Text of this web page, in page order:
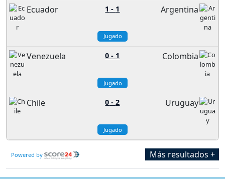
Ecuador 1 - 1 Argentina
Jugado
Venezuela 0 - 1 Colombia
Jugado
Chile 0 -2 Uruguay
Jugado
Powered by Más resultados +